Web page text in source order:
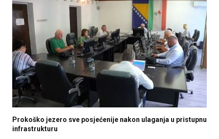
Prokoško jezero sve posjećenije nakon ulaganja u pristupnu
infrastrukturu